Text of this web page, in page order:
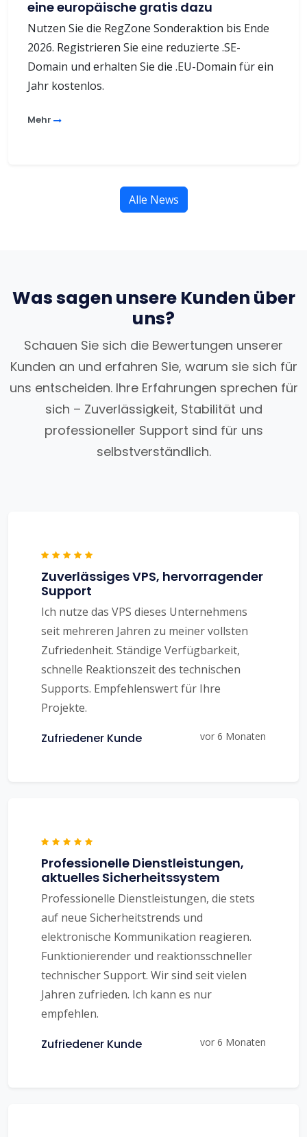
eine europäische gratis dazu
Nutzen Sie die RegZone Sonderaktion bis Ende
2026. Registrieren Sie eine reduzierte .SE-
Domain und erhalten Sie die .EU-Domain für ein
Jahr kostenlos.
Mehr
Alle News
Was sagen unsere Kunden über
uns?
Schauen Sie sich die Bewertungen unserer
Kunden an und erfahren Sie, warum sie sich für
uns entscheiden. Ihre Erfahrungen sprechen für
sich – Zuverlässigkeit, Stabilität und
professioneller Support sind für uns
selbstverständlich.
Zuverlässiges VPS, hervorragender
Support
Ich nutze das VPS dieses Unternehmens
seit mehreren Jahren zu meiner vollsten
Zufriedenheit. Ständige Verfügbarkeit,
schnelle Reaktionszeit des technischen
Supports. Empfehlenswert für Ihre
Projekte.
Zufriedener Kunde vor 6 Monaten
Professionelle Dienstleistungen,
aktuelles Sicherheitssystem
Professionelle Dienstleistungen, die stets
auf neue Sicherheitstrends und
elektronische Kommunikation reagieren.
Funktionierender und reaktionsschneller
technischer Support. Wir sind seit vielen
Jahren zufrieden. Ich kann es nur
empfehlen.
Zufriedener Kunde vor 6 Monaten